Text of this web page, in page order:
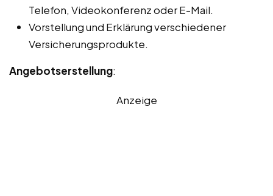
Telefon, Videokonferenz oder E-Mail.
Vorstellung und Erklärung verschiedener
Versicherungsprodukte.
Angebotserstellung:
Anzeige